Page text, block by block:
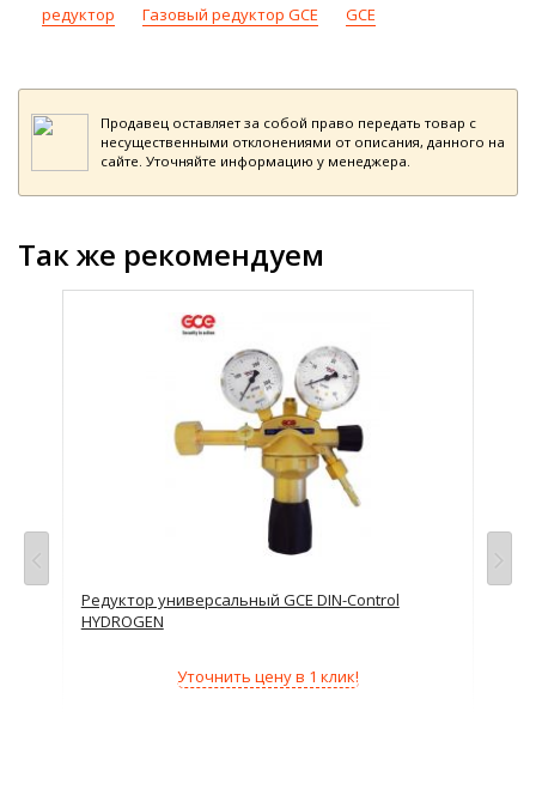
редуктор
Газовый редуктор GCE GCE
Продавец оставляет за собой право передать товар с
несущественными отклонениями от описания, данного на
сайте. Уточняйте информацию у менеджера.
Так же рекомендуем
Редуктор универсальный GCE DIN-Control
HYDROGEN
Уточнить цену в 1 клик!